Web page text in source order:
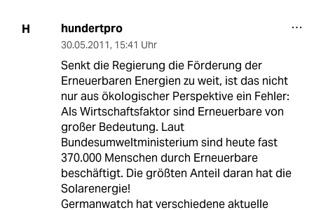
H hundertpro
30.05.2011, 15:41 Uhr
Senkt die Regierung die Förderung der
Erneuerbaren Energien zu weit, ist das nicht
nur aus ökologischer Perspektive ein Fehler:
Als Wirtschaftsfaktor sind Erneuerbare von
großer Bedeutung. Laut
Bundesumweltministerium sind heute fast
370.000 Menschen durch Erneuerbare
beschäftigt. Die größten Anteil daran hat die
Solarenergie!
Germanwatch hat verschiedene aktuelle